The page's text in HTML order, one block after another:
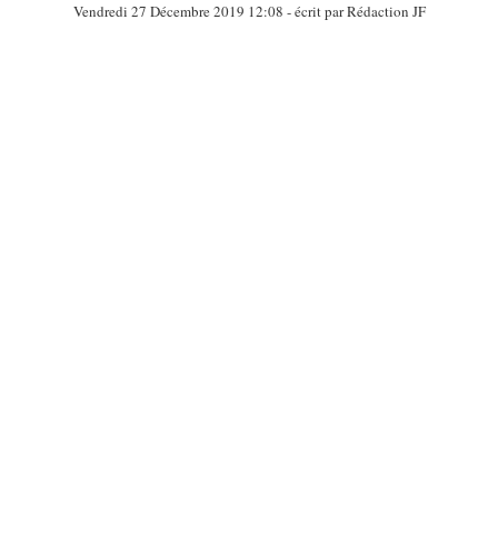
Vendredi 27 Décembre 2019 12:08 - écrit par Rédaction JF